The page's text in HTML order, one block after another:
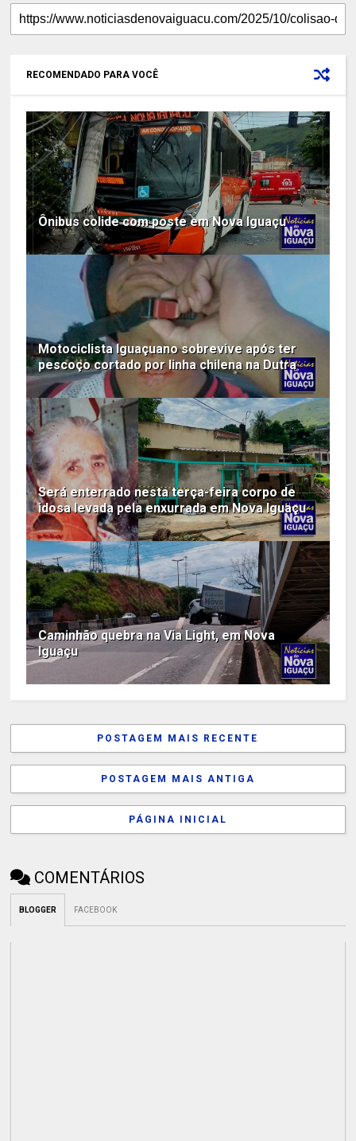
RECOMENDADO PARA VOCÊ
Ônibus colide com poste em Nova Iguaçu
Motociclista Iguaçuano sobrevive após ter
pescoço cortado por linha chilena na Dutra
Será enterrado nesta terça-feira corpo de
idosa levada pela enxurrada em Nova Iguaçu
Caminhão quebra na Via Light, em Nova
Iguaçu
POSTAGEM MAIS RECENTE
POSTAGEM MAIS ANTIGA
PÁGINA INICIAL
COMENTÁRIOS
BLOGGER FACEBOOK